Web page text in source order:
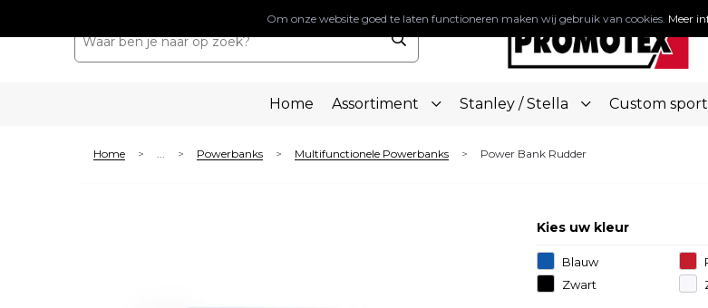
Home Assortiment Stanley / Stella Custom
Home > ... > Powerbanks > Multifunctionele Powerbanks > Power Bank Rudder
Kies uw kleur
Blauw
Zwart
Om onze website goed te laten functioneren maken wij gebruik van cookies. Meer